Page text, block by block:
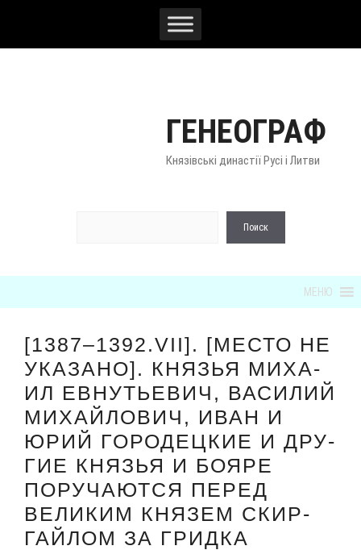
ГЕНЕОГРАФ
Князівські династії Русі і Литви
Поиск
МЕНЮ
[1387–1392.VII]. [МЕСТО НЕ
УКА­ЗА­НО]. КНЯ­ЗЬЯ МИХА­
ИЛ ЕВНУ­ТЬЕ­ВИЧ, ВАСИ­ЛИЙ
МИХАЙ­ЛО­ВИЧ, ИВАН И
ЮРИЙ ГОРО­ДЕЦ­КИЕ И ДРУ­
ГИЕ КНЯ­ЗЬЯ И БОЯРЕ
ПОРУ­ЧА­ЮТ­СЯ ПЕРЕД
ВЕЛИ­КИМ КНЯ­ЗЕМ СКИР­
ГАЙ­ЛОМ ЗА ГРИД­КА